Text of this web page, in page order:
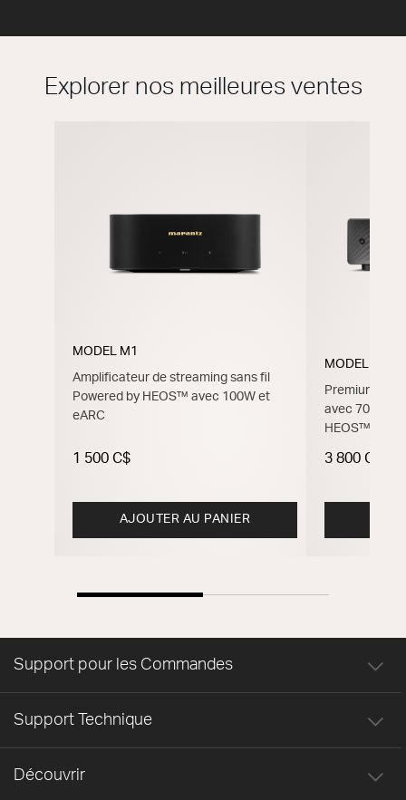
Explorer nos meilleures ventes
MODEL M1
Amplificateur de streaming sans fil
Powered by HEOS™ avec 100W et
eARC
1 500 C$
AJOUTER AU PANIER
MODEL 40n
Premium
avec 70 W,
HEOS™
3 800 C$
Support pour les Commandes
Support Technique
Découvrir